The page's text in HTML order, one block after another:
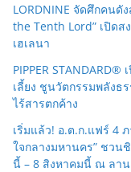
LORDNINE จัดศึกคนดั
the Tenth Lord” เปิดส
เฮเลนา
PIPPER
เลี้ยง ชูนวัตกรรมพลังธ
ไร้สารตกค้าง
เริ่มแล้ว! อ.ต.ก.แฟร์ 4
ใจกลางมหานคร” ชว
นี้ – 8 สิงหาคมนี้ ณ ลาน